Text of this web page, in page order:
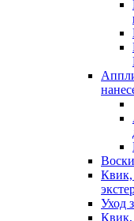
Воски
Квик,
Уход
Квик,